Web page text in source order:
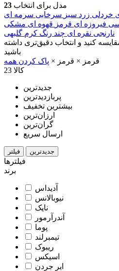
23 مدل برای انتخاب
خردلی زرد سبز سرخابی سرمه ای
فیروزه ای قرمز قهوه ای مشکی
نارنجی نقره ای چند رنگ کرم گلبهی
مقایسه کنید و انتخاب دقیق‌تری داشته
باشید
قرمز × قرمز × پاک کردن همه
23 کالا
جدیدترین
پربازدیدترین
بیشترین تخفیف
ارزان‌ترین
گران‌ترین
ارسال سریع
فیلتر جدیدترین
فیلترها
برند
آدیداس
نیوبالانس
نایک
آندرآرمور
پوما
تیمبرلند
ریبوک
اسیکس
ایر جردن